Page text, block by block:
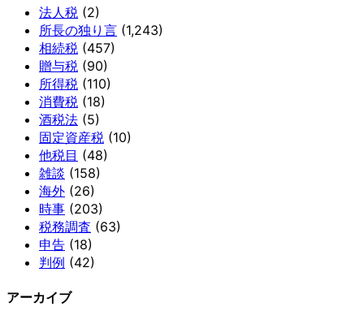
法人税 (2)
所長の独り言 (1,243)
相続税 (457)
贈与税 (90)
所得税 (110)
消費税 (18)
酒税法 (5)
固定資産税 (10)
他税目 (48)
雑談 (158)
海外 (26)
時事 (203)
税務調査 (63)
申告 (18)
判例 (42)
アーカイブ